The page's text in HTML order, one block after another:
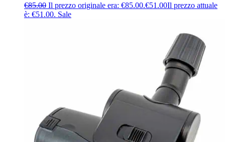
€85.00 Il prezzo originale era: €85.00.€51.00Il prezzo attuale
è: €51.00. Sale